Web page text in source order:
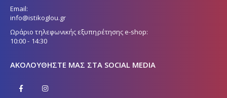
Email:
info@istikoglou.gr
Ωράριο τηλεφωνικής εξυπηρέτησης e-shop:
10:00 - 14:30
ΑΚΟΛΟΥΘΉΣΤΕ ΜΑΣ ΣΤΑ SOCIAL MEDIA